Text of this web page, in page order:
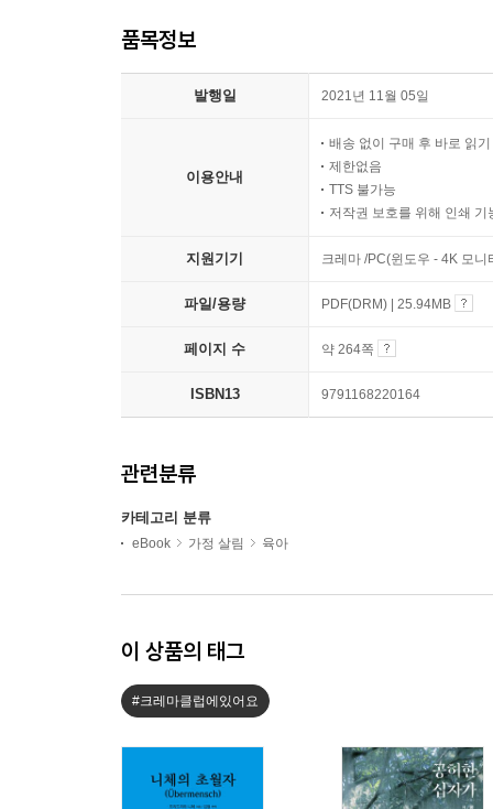
품목정보
발행일 2021년 11월 05일
이용안내
배송 없이 구매 후 바로 읽기
제한없음
TTS 불가능
저작권 보호를 위해 인쇄 기
지원기기 크레마 /PC(윈도우 - 4K 모
파일/용량 PDF(DRM) | 25.94MB
페이지 수 약 264쪽
ISBN13 9791168220164
관련분류
카테고리 분류
eBook 가정 살림 육아
이 상품의 태그
#크레마클럽에있어요